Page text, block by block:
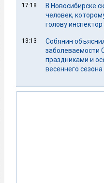
17:18
В Новосибирске
человек,
голову
13:13
Собянин
заболеваемости
праздниками и
весеннего сезона